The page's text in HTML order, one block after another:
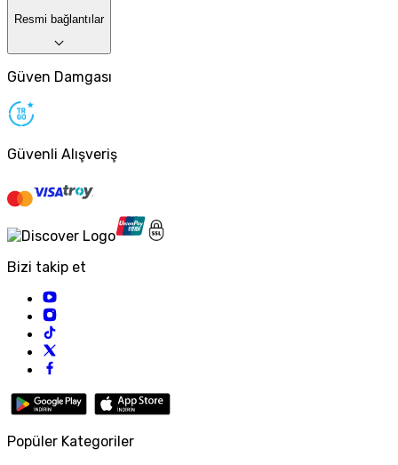
Resmi bağlantılar
Güven Damgası
Güvenli Alışveriş
Bizi takip et
Popüler Kategoriler